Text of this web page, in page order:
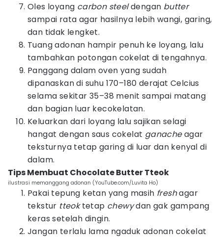
Oles loyang carbon steeldengan butter
sampai rata agar hasilnya lebih wangi, garing,
dan tidak lengket.
Tuang adonan hampir penuh ke loyang, lalu
tambahkan potongan cokelat di tengahnya.
Panggang dalam oven yang sudah
dipanaskan di suhu 170–180 derajat Celcius
selama sekitar 35–38 menit sampai matang
dan bagian luar kecokelatan.
Keluarkan dari loyang lalu sajikan selagi
hangat dengan saus cokelat ganacheagar
teksturnya tetap garing di luar dan kenyal di
dalam.
Tips Membuat Chocolate Butter Tteok
ilustrasi memanggang adonan (YouTube.com/Luvita Ho)
Pakai tepung ketan yang masih freshagar
tekstur tteoktetap chewydan gak gampang
keras setelah dingin.
Jangan terlalu lama ngaduk adonan cokelat